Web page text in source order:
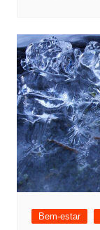
Bem-estar